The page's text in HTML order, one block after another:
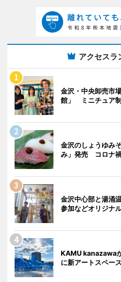
アクセスラ
金沢・中央卸売市
館」 ミニチュア
金沢のしょうゆみ
み」発売 コロナ
金沢中心部と湯涌
参加などオリジナ
KAMU kanazawa
に新アートスペー